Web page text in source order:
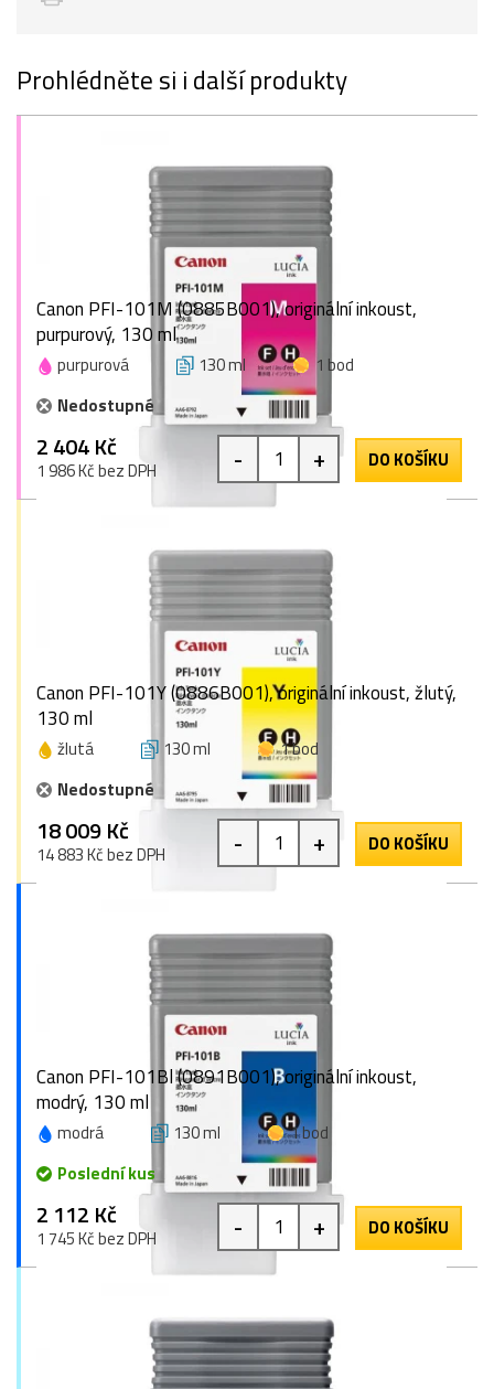
Prohlédněte si i další produkty
Canon PFI-101M (0885B001), originální inkoust,
purpurový, 130 ml
purpurová 130 ml
1 bod
Nedostupné
2 404 Kč
1 986 Kč bez DPH - + DO KOŠÍKU
Canon PFI-101Y (0886B001), originální inkoust, žlutý,
130 ml
žlutá 130 ml
1 bod
Nedostupné
18 009 Kč
14 883 Kč bez DPH - + DO KOŠÍKU
Canon PFI-101Bl (0891B001), originální inkoust,
modrý, 130 ml
modrá 130 ml
1 bod
Poslední kus
2 112 Kč
1 745 Kč bez DPH - + DO KOŠÍKU